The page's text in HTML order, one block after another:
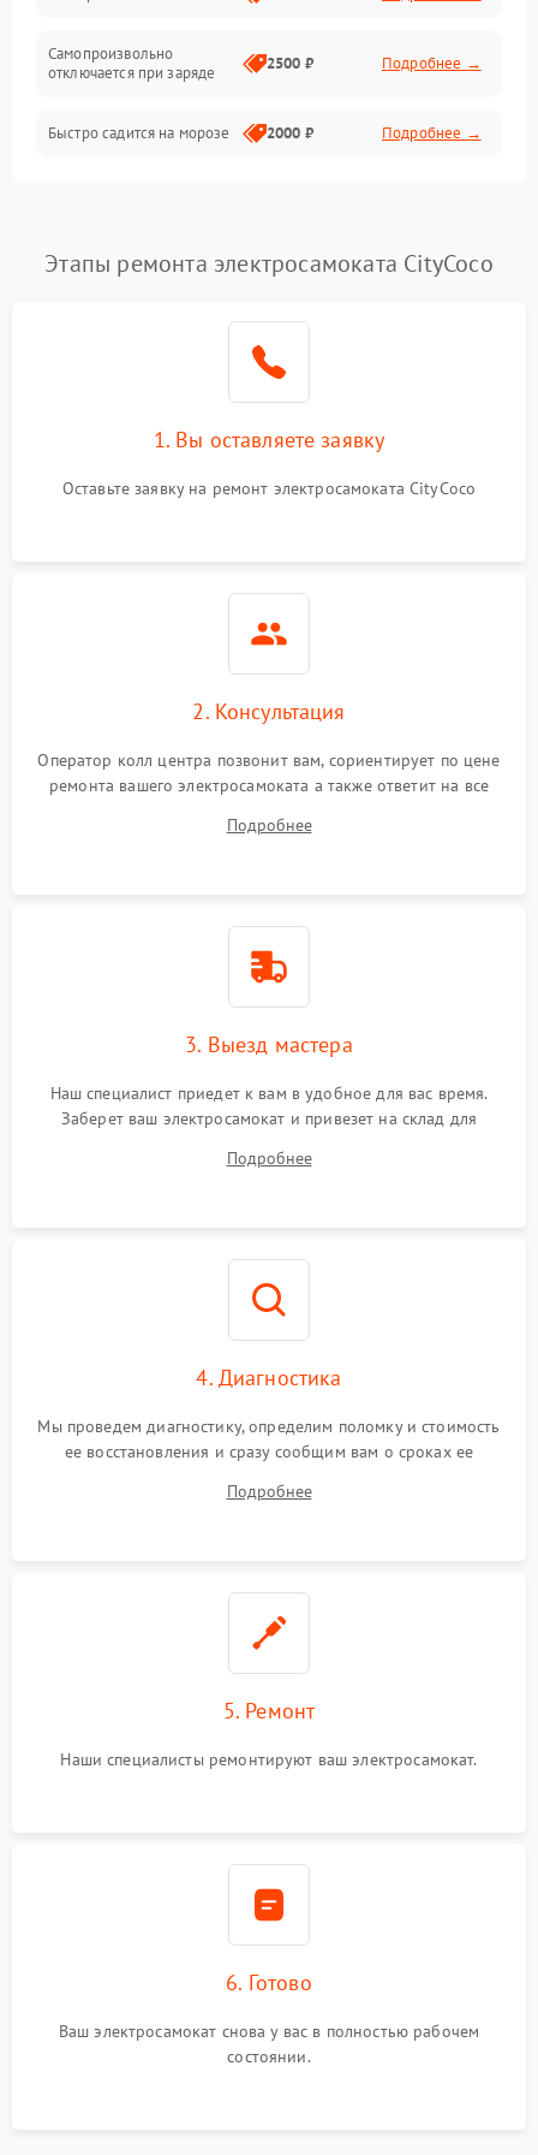
Самопроизвольно
отключается при заряде
2500 ₽ Подробнее →
Быстро садится на морозе 2000 ₽ Подробнее →
Этапы ремонта электросамоката CityCoco
1. Вы оставляете заявку
Оставьте заявку на ремонт электросамоката CityCoco
2. Консультация
Оператор колл центра позвонит вам, сориентирует по цене
ремонта вашего электросамоката а также ответит на все
Подробнее
3. Выезд мастера
Наш специалист приедет к вам в удобное для вас время.
Заберет ваш электросамокат и привезет на склад для
Подробнее
4. Диагностика
Мы проведем диагностику, определим поломку и стоимость
ее восстановления и сразу сообщим вам о сроках ее
Подробнее
5. Ремонт
Наши специалисты ремонтируют ваш электросамокат.
6. Готово
Ваш электросамокат снова у вас в полностью рабочем
состоянии.